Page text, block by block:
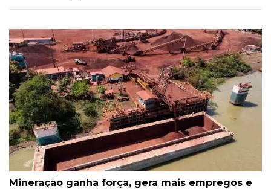
Mineração ganha força, gera mais empregos e